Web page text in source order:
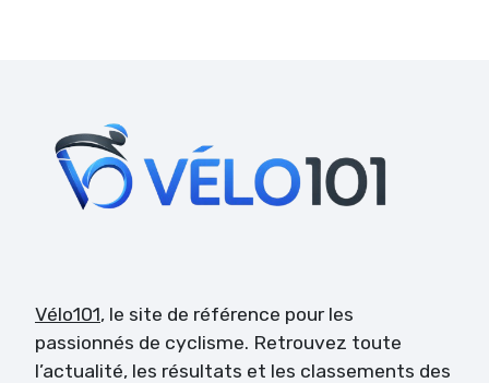
Vélo101, le site de référence pour les
passionnés de cyclisme. Retrouvez toute
l’actualité, les résultats et les classements des